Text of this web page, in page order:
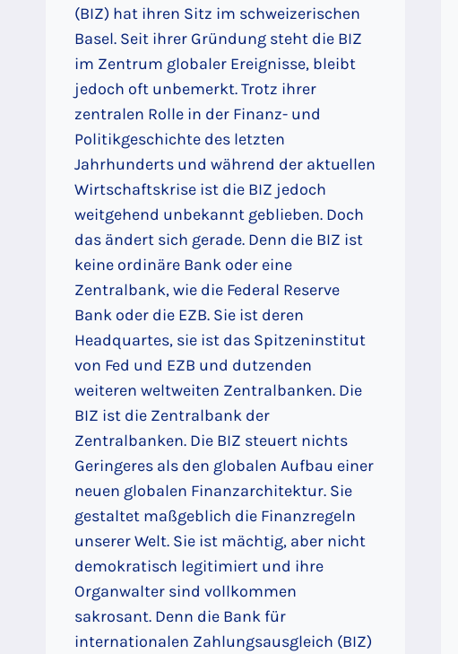
(BIZ) hat ihren Sitz im schweizerischen
Basel. Seit ihrer Gründung steht die BIZ
im Zentrum globaler Ereignisse, bleibt
jedoch oft unbemerkt. Trotz ihrer
zentralen Rolle in der Finanz- und
Politikgeschichte des letzten
Jahrhunderts und während der aktuellen
Wirtschaftskrise ist die BIZ jedoch
weitgehend unbekannt geblieben. Doch
das ändert sich gerade. Denn die BIZ ist
keine ordinäre Bank oder eine
Zentralbank, wie die Federal Reserve
Bank oder die EZB. Sie ist deren
Headquartes, sie ist das Spitzeninstitut
von Fed und EZB und dutzenden
weiteren weltweiten Zentralbanken. Die
BIZ ist die Zentralbank der
Zentralbanken. Die BIZ steuert nichts
Geringeres als den globalen Aufbau einer
neuen globalen Finanzarchitektur. Sie
gestaltet maßgeblich die Finanzregeln
unserer Welt. Sie ist mächtig, aber nicht
demokratisch legitimiert und ihre
Organwalter sind vollkommen
sakrosant. Denn die Bank für
internationalen Zahlungsausgleich (BIZ)